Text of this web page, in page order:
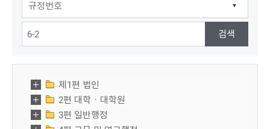
제1편 법인
2편 대학ㆍ대학원
3편 일반행정